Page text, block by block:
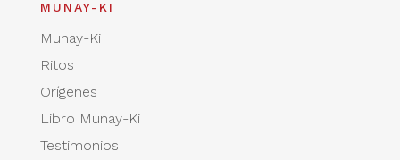
MUNAY-KI
Munay-Ki
Ritos
Orígenes
Libro Munay-Ki
Testimonios